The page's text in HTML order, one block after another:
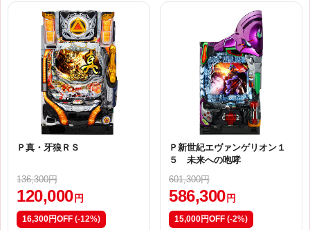
Ｐ真・牙狼ＲＳ
136,300円
120,000 円
16,300円OFF (-12%)
Ｐ新世紀エヴァンゲリオン１
５ 未来への咆哮
601,300円
586,300 円
15,000円OFF (-2%)